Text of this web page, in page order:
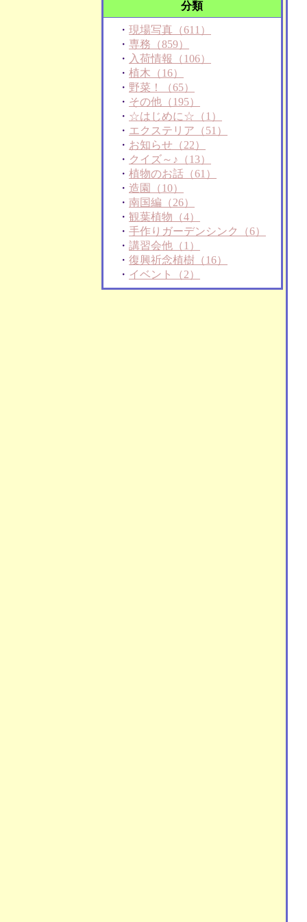
分類
・ 現場写真（611）
・ 専務（859）
・ 入荷情報（106）
・ 植木（16）
・ 野菜！（65）
・ その他（195）
・ ☆はじめに☆（1）
・ エクステリア（51）
・ お知らせ（22）
・ クイズ～♪（13）
・ 植物のお話（61）
・ 造園（10）
・ 南国編（26）
・ 観葉植物（4）
・ 手作りガーデンシンク（6）
・ 講習会他（1）
・ 復興祈念植樹（16）
・ イベント（2）